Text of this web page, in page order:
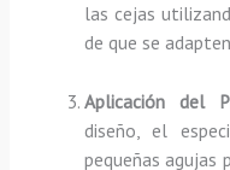
las cejas
de que se
Aplicación del
diseño, el
pequeñas agujas